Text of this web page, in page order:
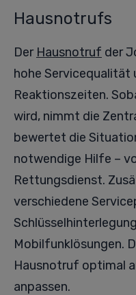
Hausnotrufs
Der Hausnotruf der
hohe Servicequalität
Reaktionszeiten.
wird, nimmt die
bewertet die
notwendige Hilfe –
Rettungsdienst.
verschiedene
Mobilfunklösungen.
Hausnotruf optimal
anpassen.